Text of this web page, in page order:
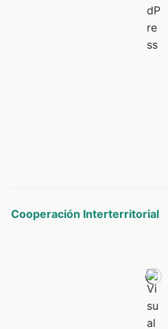
Cooperación Interterritorial